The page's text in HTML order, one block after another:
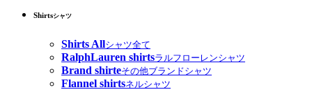
Shirtsシャツ
Shirts Allシャツ全て
RalphLauren shirtsラルフローレンシャツ
Brand shirteその他ブランドシャツ
Flannel shirtsネルシャツ